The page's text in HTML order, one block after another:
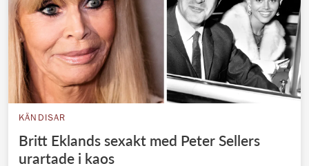
KÄNDISAR
Britt Eklands sexakt med Peter Sellers
urartade i kaos